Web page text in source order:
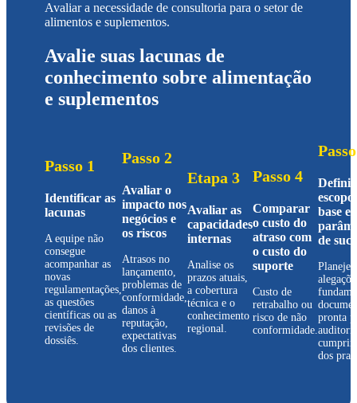
Avaliar a necessidade de consultoria para o setor de
alimentos e suplementos.
Avalie suas lacunas de
conhecimento sobre alimentação
e suplementos
Passo 1
Identificar as
lacunas
A equipe não
consegue
acompanhar as
novas
regulamentações,
as questões
científicas ou as
revisões de
dossiês.
Passo 2
Avaliar o
impacto nos
negócios e
os riscos
Atrasos no
lançamento,
problemas de
conformidade,
danos à
reputação,
expectativas
dos clientes.
Etapa 3
Avaliar as
capacidades
internas
Analise os
prazos atuais,
a cobertura
técnica e o
conhecimento
regional.
Passo 4
Comparar
o custo do
atraso com
o custo do
suporte
Custo de
retrabalho ou
risco de não
conformidade.
base
de
Planeje
pronta
dos